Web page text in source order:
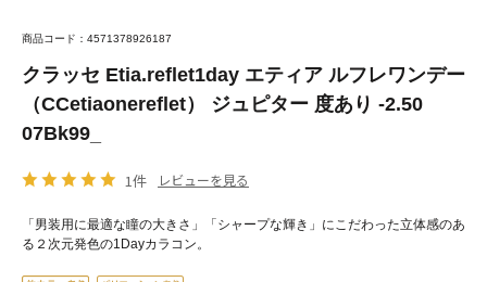
商品コード：4571378926187
クラッセ Etia.reflet1day エティア ルフレワンデー
（CCetiaonereflet） ジュピター 度あり -2.50
07Bk99_
1件 レビューを見る
「男装用に最適な瞳の大きさ」「シャープな輝き」にこだわった立体感のあ
る２次元発色の1Dayカラコン。